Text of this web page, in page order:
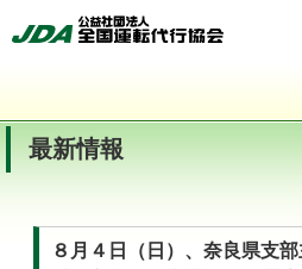
最新情報
８月４日（日）、奈良県支